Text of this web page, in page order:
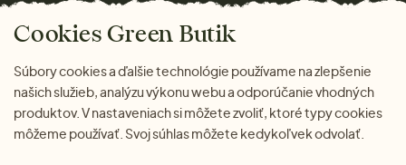
Cookies Green Butik
Súbory cookies a ďalšie technológie používame na zlepšenie
našich služieb, analýzu výkonu webu a odporúčanie vhodných
produktov. V nastaveniach si môžete zvoliť, ktoré typy cookies
môžeme používať. Svoj súhlas môžete kedykoľvek odvolať.